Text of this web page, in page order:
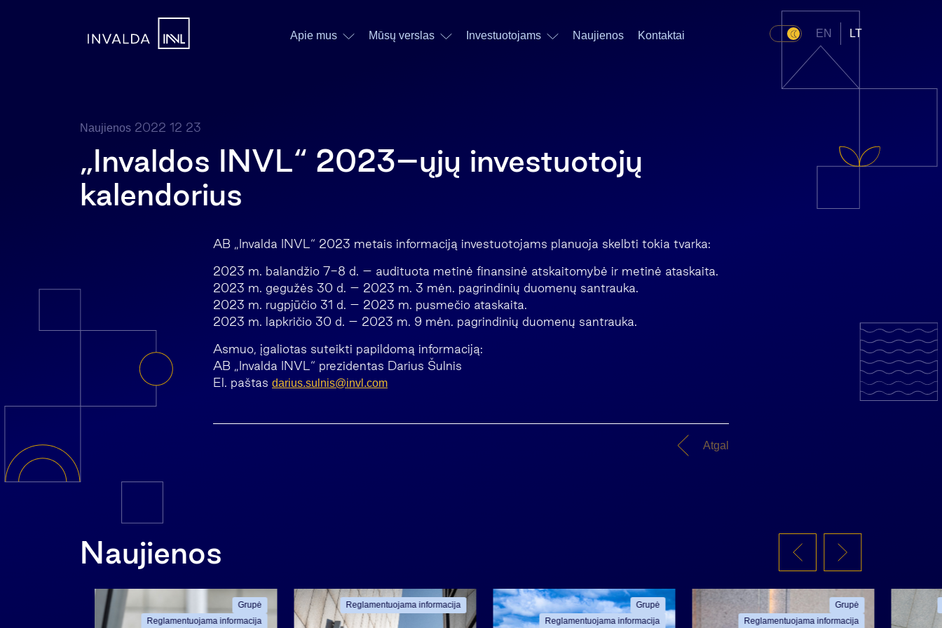
Apie mus Mūsų verslas Investuotojams Naujienos Kontaktai EN LT
Naujienos 2022 12 23
„Invaldos INVL“ 2023–ųjų investuotojų
kalendorius
AB „Invalda INVL“ 2023 metais informaciją investuotojams planuoja skelbti tokia tvarka:
2023 m. balandžio 7-8 d. – audituota metinė finansinė atskaitomybė ir metinė ataskaita.
2023 m. gegužės 30 d. – 2023 m. 3 mėn. pagrindinių duomenų santrauka.
2023 m. rugpjūčio 31 d. – 2023 m. pusmečio ataskaita.
2023 m. lapkričio 30 d. – 2023 m. 9 mėn. pagrindinių duomenų santrauka.
Asmuo, įgaliotas suteikti papildomą informaciją:
AB „Invalda INVL“ prezidentas Darius Šulnis
El. paštas darius.sulnis@invl.com
Atgal
Naujienos
Grupė
Reglamentuojama informacija
Reglamentuojama informacija
Grupė
Reglamentuojama informacija
Grupė
Reglamentuojama informacija